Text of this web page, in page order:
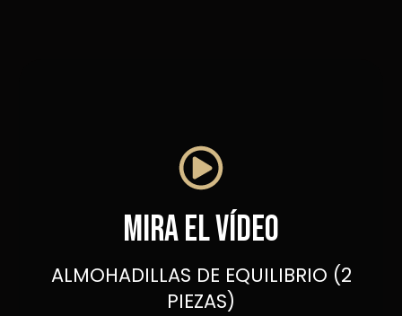
Mira el vídeo
ALMOHADILLAS DE EQUILIBRIO (2
PIEZAS)